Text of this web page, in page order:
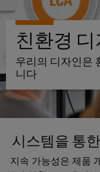
산
업
바
드
러
인
더
스
솔루션솔
루
션
기
IN
연
제품
제
품
결
대
플
서비스
서
비
스
맞
형
제
품
한국지사
한
국
지
사
이
드
뮬
러
회
사
당
드
뮬
친환경 디
우리의 디자인은
니다
시스템을 통
지속 가능성은 제품